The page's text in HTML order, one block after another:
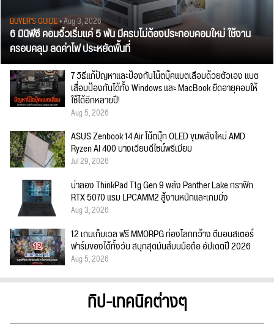
BUYER'S GUIDE• Aug 3, 2026
6 มินิพีซี คอมจิ๋วเริ่มแค่ 5 พัน มีครบไม่ต้องประกอบคอมใหม่ ใช้งาน
ครอบคลุม ลดค่าไฟ ประหยัดพื้นที่
7 วิธีแก้ปัญหาและป้องกันโน๊ตบุ๊คแบตเสื่อมด้วยตัวเอง แบต
เสื่อมป้องกันได้ทั้ง Windows และ MacBook ยืดอายุคอมให้
ใช้ได้อีกหลายปี!
Aug 5, 2026
ASUS Zenbook 14 Air โน้ตบุ๊ก OLED ขุมพลังใหม่ AMD
Ryzen AI 400 บางเฉียบดีไซน์พรีเมียม
Jul 29, 2026
น่าลอง ThinkPad T1g Gen 9 พลัง Panther Lake กราฟิก
RTX 5070 แรม LPCAMM2 สู้งานหนักและเกมมิ่ง
Aug 3, 2026
12 เกมเก็บเวล ฟรี MMORPG ท่องโลกกว้าง ตีมอนสเตอร์
ฟาร์มของได้ทั้งวัน สนุกสุดมันส์บนมือถือ อัปเดตปี 2026
Aug 5, 2026
ทิป-เทคนิคต่างๆ